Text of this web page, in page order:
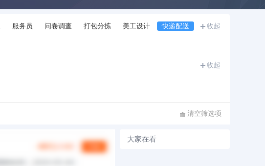
服务员 问卷调查 打包分拣 美工设计
快递配送
收起
收起
清空筛选项
第1/0页 大家在看